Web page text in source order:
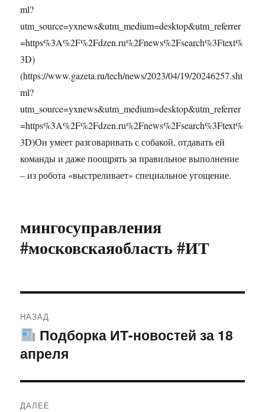
ml?
utm_source=yxnews&utm_medium=desktop&utm_referrer
=https%3A%2F%2Fdzen.ru%2Fnews%2Fsearch%3Ftext%
3D)
(https://www.gazeta.ru/tech/news/2023/04/19/20246257.sht
ml?
utm_source=yxnews&utm_medium=desktop&utm_referrer
=https%3A%2F%2Fdzen.ru%2Fnews%2Fsearch%3Ftext%
3D)Он умеет разговаривать с собакой, отдавать ей
команды и даже поощрять за правильное выполнение
– из робота «выстреливает» специальное угощение.
мингосуправления
#московскаяобласть #ИТ
по
записям
НАЗАД
Предыдущая
запись:
Подборка ИТ-новостей за 18
апреля
ДАЛЕЕ